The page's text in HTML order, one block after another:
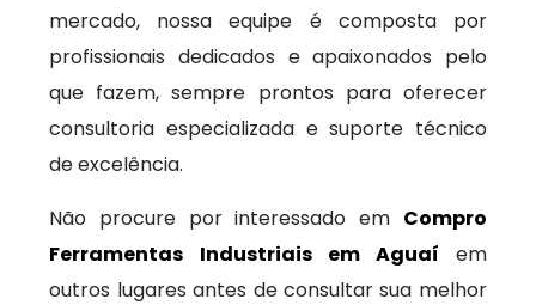
mercado, nossa equipe é composta por
profissionais dedicados e apaixonados pelo
que fazem, sempre prontos para oferecer
consultoria especializada e suporte técnico
de excelência.
Não procure por interessado em Compro
Ferramentas Industriais em Aguaí em
outros lugares antes de consultar sua melhor